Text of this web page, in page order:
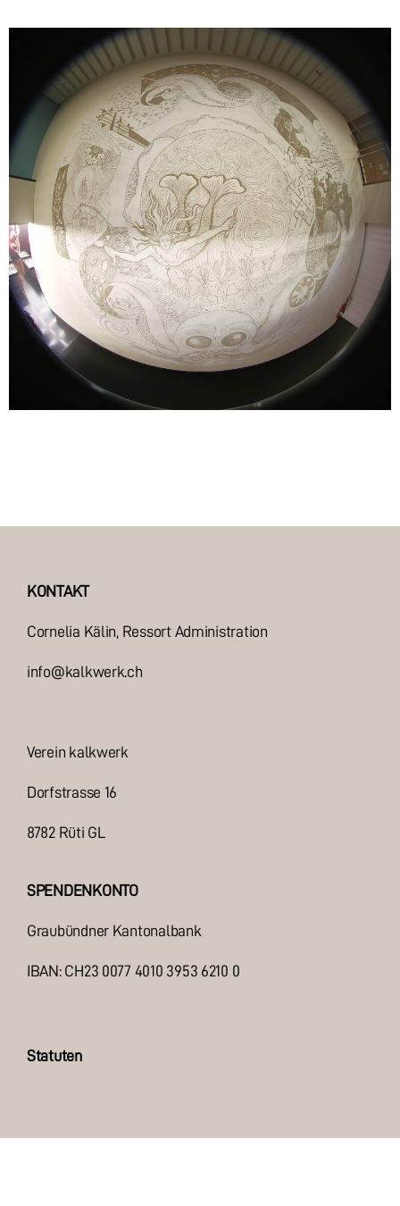
KONTAKT
Cornelia Kälin, Ressort Administration
info@kalkwerk.ch
Verein kalkwerk
Dorfstrasse 16
8782 Rüti GL
SPENDENKONTO
Graubündner Kantonalbank
IBAN: CH23 0077 4010 3953 6210 0
Statuten